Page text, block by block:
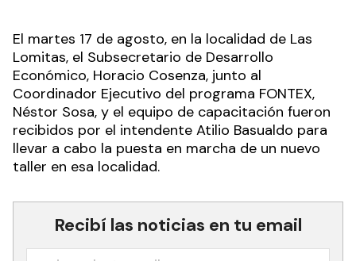
El martes 17 de agosto, en la localidad de Las
Lomitas, el Subsecretario de Desarrollo
Económico, Horacio Cosenza, junto al
Coordinador Ejecutivo del programa FONTEX,
Néstor Sosa, y el equipo de capacitación fueron
recibidos por el intendente Atilio Basualdo para
llevar a cabo la puesta en marcha de un nuevo
taller en esa localidad.
Recibí las noticias en tu email